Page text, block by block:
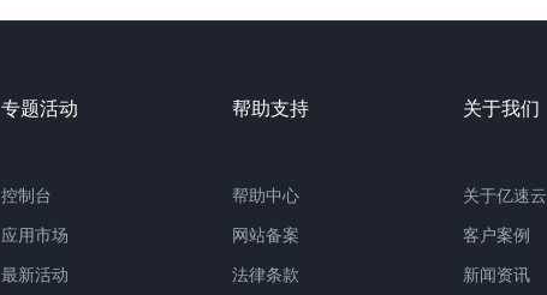
专题活动
控制台
应用市场
最新活动
帮助支持
帮助中心
网站备案
法律条款
关于我们
关于亿速云
客户案例
新闻资讯